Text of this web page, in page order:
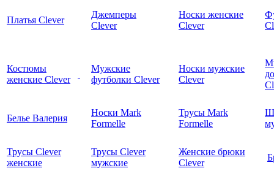
Платья Clever
Джемперы
Clever
Носки женские
Clever
Костюмы
женские Clever
Мужские
футболки Clever
Носки мужские
Clever
Белье Валерия
Носки Mark
Formelle
Трусы Mark
Formelle
Трусы Clever
женские
Трусы Clever
мужские
Женские брюки
Clever